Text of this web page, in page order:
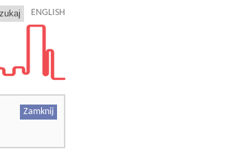
ENGLISH
Zamknij